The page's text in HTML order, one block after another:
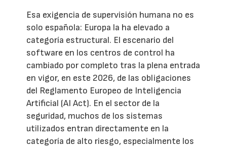
Esa exigencia de supervisión humana no es
solo española: Europa la ha elevado a
categoría estructural. El escenario del
software en los centros de control ha
cambiado por completo tras la plena entrada
en vigor, en este 2026, de las obligaciones
del Reglamento Europeo de Inteligencia
Artificial (AI Act). En el sector de la
seguridad, muchos de los sistemas
utilizados entran directamente en la
categoría de alto riesgo, especialmente los